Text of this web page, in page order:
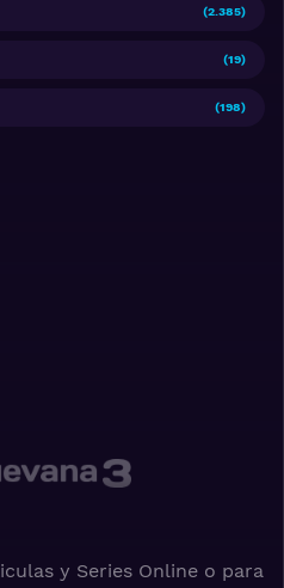
(2.385)
(19)
(198)
y Series Online o para